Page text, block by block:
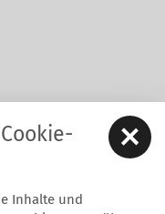
Inhalte und